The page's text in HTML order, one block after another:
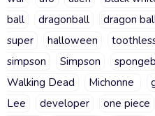
ball
dragonball
dragon
super
halloween
simpson
Simpson
Walking Dead
Michonne
Lee
developer one piece